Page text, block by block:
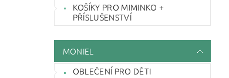
KOŠÍKY PRO MIMINKO +
PŘÍSLUŠENSTVÍ
MONIEL
OBLEČENÍ PRO DĚTI